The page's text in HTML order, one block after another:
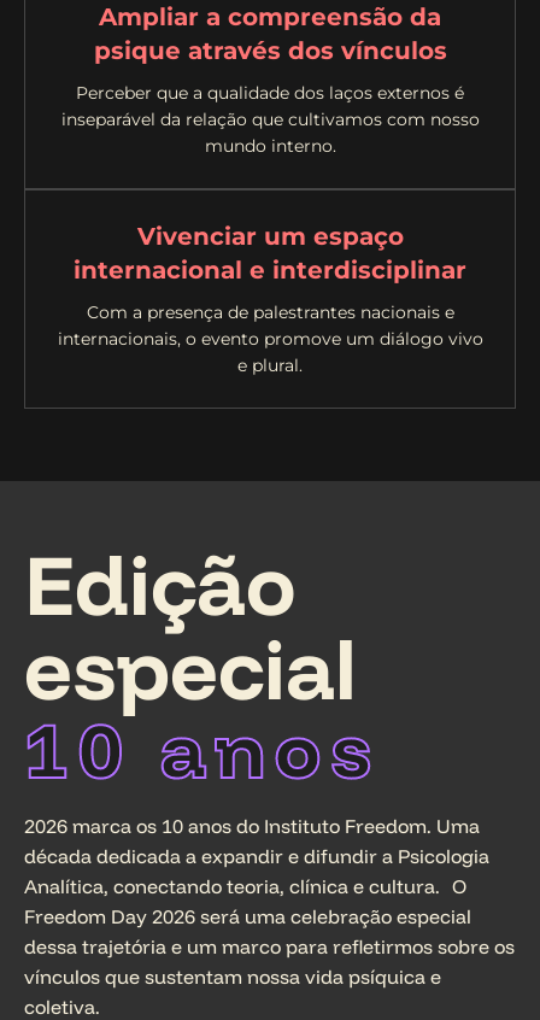
Ampliar a compreensão da
psique através dos vínculos
Perceber que a qualidade dos laços externos é
inseparável da relação que cultivamos com nosso
mundo interno.
Vivenciar um espaço
internacional e interdisciplinar
Com a presença de palestrantes nacionais e
internacionais, o evento promove um diálogo vivo
e plural.
Edição
especial
10 anos
2026 marca os 10 anos do Instituto Freedom. Uma
década dedicada a expandir e difundir a Psicologia
Analítica, conectando teoria, clínica e cultura. O
Freedom Day 2026 será uma celebração especial
dessa trajetória e um marco para refletirmos sobre os
vínculos que sustentam nossa vida psíquica e
coletiva.